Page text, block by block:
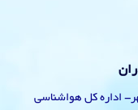
ساری قائمشهر- اداره کل هواشناسی